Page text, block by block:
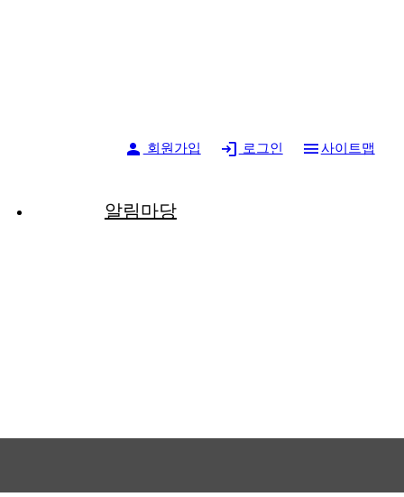
person 회원가입 login 로그인 menu사이트맵
알림마당